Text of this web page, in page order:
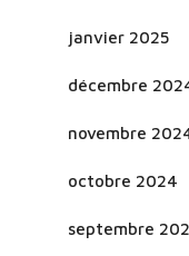
janvier 2025
décembre
novembre
octobre 2024
septembre